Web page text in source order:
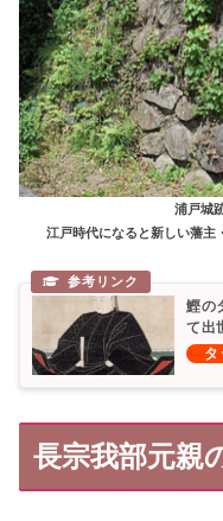
浦戸城
江戸時代になると新しい藩主
鰹の
て出
長宗我部元親